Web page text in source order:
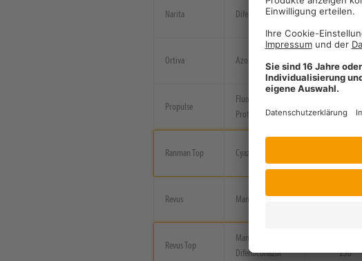
Narita Difenoconazol 250
Ortiva Azoxystrobin 250
Propulse
Fluopyram
Prothioconazol
125
Ranman Top Cyazofamid
Revus Mandipropamid 250
Revus Top
Mandipropamid
Difenoconazol
250